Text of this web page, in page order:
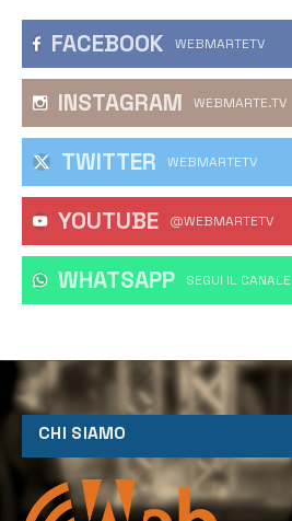
FACEBOOK WEBMARTETV
INSTAGRAM WEBMARTE.TV
TWITTER WEBMARTETV
YOUTUBE @WEBMARTETV
WHATSAPP ‎SEGUI IL CANALE
CHI SIAMO